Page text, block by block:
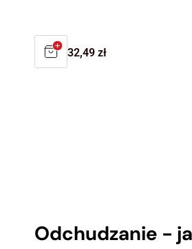
Regular
32,49 zł
Odchudzanie -